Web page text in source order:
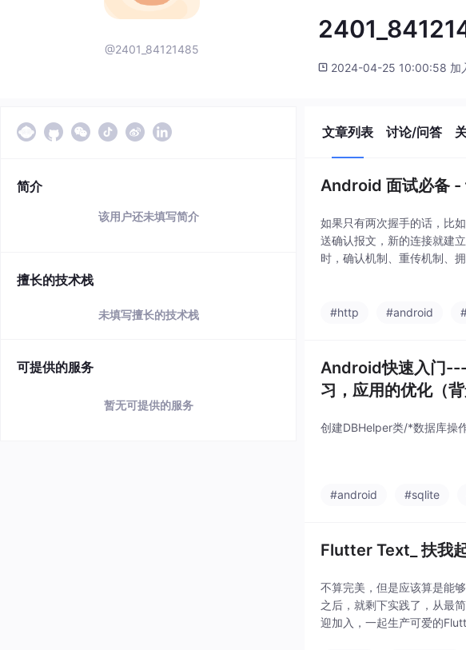
@2401_84121485
2024-04-25 10:00:58 加
简介
该用户还未填写简介
擅长的技术栈
未填写擅长的技术栈
可提供的服务
暂无可提供的服务
文章列表 讨论/问答
Android 面试必备 -
如果只有两次握手的话，比
送确认报文，新的连接就建
时，确认机制、重传机制、
#http
#android
Android快速入门
习，应用的优化（
创建DBHelper类/*数据库操
#android #sqlite
Flutter Text_ 扶我
不算完美，但是应该算是能
之后，就剩下实践了，从最
迎加入，一起生产可爱的